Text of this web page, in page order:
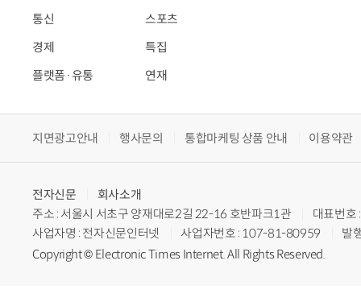
통신
경제
플랫폼·유통
스포츠
특집
연재
지면광고안내 행사문의 통합마케팅 상품 안내 이용약관
전자신문
회사소개
주소 : 서울시 서초구 양재대로2길 22-16 호반파크1관
대표번
사업자명 : 전자신문인터넷
사업자번호 : 107-81-80959
발
Copyright © Electronic Times Internet. All Rights Reserved.